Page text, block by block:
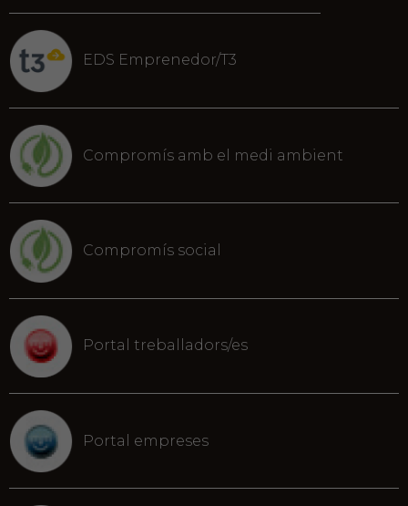
EDS Emprenedor/T3
Compromís amb el medi ambient
Compromís social
Portal treballadors/es
Portal empreses